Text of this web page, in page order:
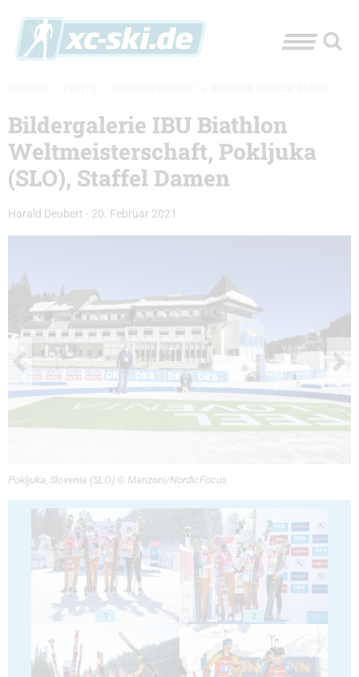
Bildergalerie IBU Biathlon
Weltmeisterschaft, Pokljuka
(SLO), Staffel Damen
Harald Deubert - 20. Februar 2021
Pokljuka, Slovenia (SLO) © Manzoni/NordicFocus
1 2